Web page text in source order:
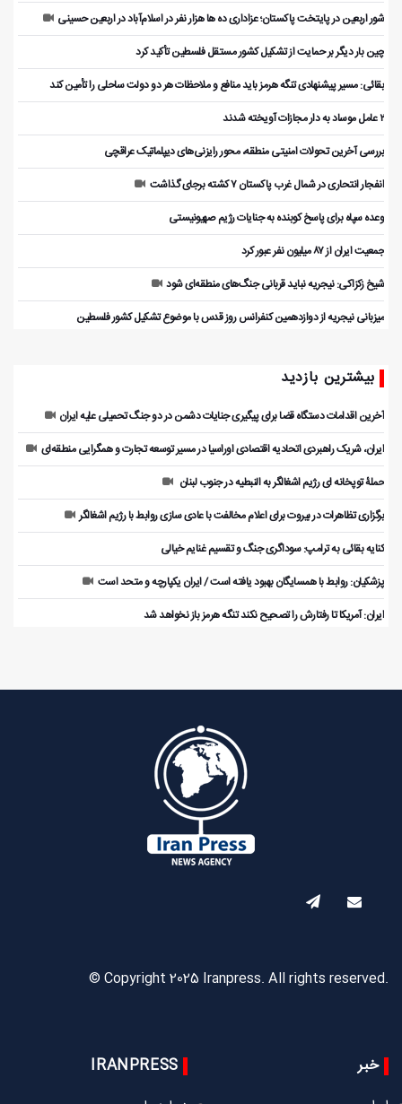
شور اربعین در پایتخت پاکستان؛ عزاداری ده ها هزار نفر در اسلام‌آباد در اربعین حسینی
چین بار دیگر بر حمایت از تشکیل کشور مستقل فلسطین تأکید کرد
بقائی: مسیر پیشنهادی تنگه هرمز باید منافع و ملاحظات هر دو دولت ساحلی را تأمین کند
۲ عامل موساد به دار مجازات آویخته شدند
بررسی آخرین تحولات امنیتی منطقه، محور رایزنی‌های دیپلماتیک عراقچی
انفجار انتحاری در شمال غرب پاکستان ۷ کشته برجای گذاشت
وعده سپاه برای پاسخ کوبنده به جنایات رژیم صهیونیستی
جمعیت ایران از ۸۷ میلیون نفر عبور کرد
شیخ زکزاکی: نیجریه نباید قربانی جنگ‌های منطقه‌ای شود
میزبانی نیجریه از دوازدهمین کنفرانس روز قدس با موضوع تشکیل کشور فلسطین
بیشترین بازدید
آخرین اقدامات دستگاه قضا برای پیگیری جنایات دشمن در دو جنگ تحمیلی علیه ایران
ایران، شریک راهبردی اتحادیه اقتصادی اوراسیا در مسیر توسعه تجارت و همگرایی منطقه‌ای
حملۀ توپخانه ای رژیم اشغالگر به النبطیه در جنوب لبنان
برگزاری تظاهرات در بیروت برای اعلام مخالفت با عادی سازی روابط با رژیم اشغالگر
کنایه بقائی به ترامپ: سوداگری جنگ و تقسیم غنایم خیالی
پزشکیان: روابط با همسایگان بهبود یافته است / ایران یکپارچه و متحد است
ایران: آمریکا تا رفتارش را تصحیح نکند تنگه هرمز باز نخواهد شد
© Copyright 2025 Iranpress. All rights reserved.
خبر IRANPRESS